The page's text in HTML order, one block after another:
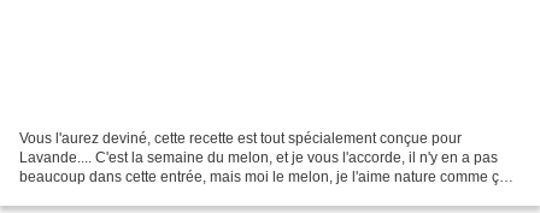
Vous l'aurez deviné, cette recette est tout spécialement conçue pour
Lavande.... C'est la semaine du melon, et je vous l'accorde, il n'y en a pas
beaucoup dans cette entrée, mais moi le melon, je l'aime nature comme ça,